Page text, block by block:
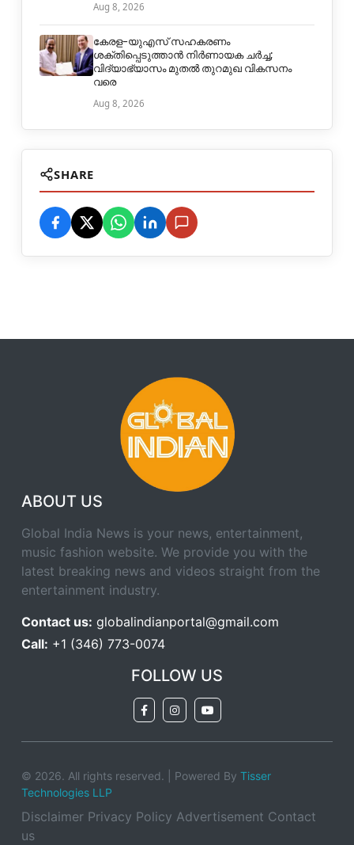
Aug 8, 2026
കേരള–യുഎസ് സഹകരണം
ശക്തിപ്പെടുത്താൻ നിർണായക ചർച്ച;
വിദ്യാഭ്യാസം മുതൽ തുറമുഖ വികസനം
വരെ
Aug 8, 2026
SHARE
ABOUT US
Global India News is your news, entertainment,
music fashion website. We provide you with the
latest breaking news and videos straight from the
entertainment industry.
Contact us: globalindianportal@gmail.com
Call: +1 (346) 773-0074
FOLLOW US
© 2026. All rights reserved. | Powered By Tisser
Technologies LLP
Disclaimer Privacy Policy Advertisement Contact
us